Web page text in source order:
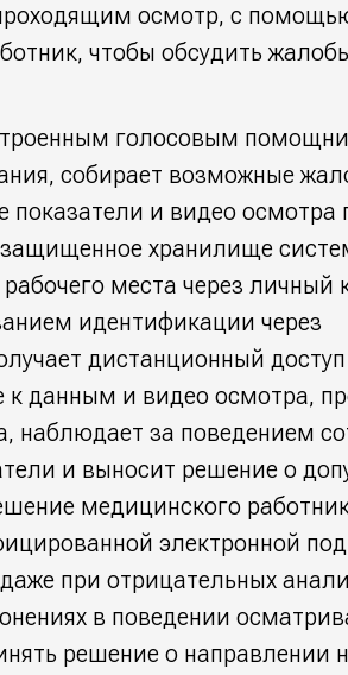
осмотр, с
чтобы обсудить
голосовым
собирает возможные
показатели и видео осмотра
хранилище
места через личный
идентификации через
дистанционный
данным и видео осмотра,
наблюдает за поведением
и выносит решение о
медицинского
электронной
при отрицательных
в поведении
решение о направлении